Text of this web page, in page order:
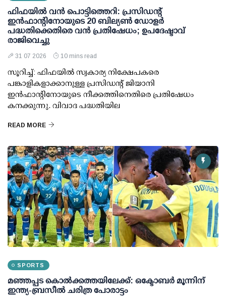
ഫിഫയില്‍ വന്‍ പൊട്ടിത്തെറി: പ്രസിഡന്റ്
ഇന്‍ഫാന്റിനോയുടെ 20 ബില്യണ്‍ ഡോളര്‍
പദ്ധതിക്കെതിരെ വന്‍ പ്രതിഷേധം; ഉപദേഷ്ടാവ്
രാജിവെച്ചു
31 07 2026 10 mins read
സൂറിച്ച്: ഫിഫയില്‍ സ്വകാര്യ നിക്ഷേപകരെ
പങ്കാളികളാക്കാനുള്ള പ്രസിഡന്റ് ജിയാനി
ഇന്‍ഫാന്റിനോയുടെ നീക്കത്തിനെതിരെ പ്രതിഷേധം
കനക്കുന്നു. വിവാദ പദ്ധതിയില
READ MORE
SPORTS
മഞ്ഞപ്പട കൊല്‍ക്കത്തയിലേക്ക്: ഒക്ടോബര്‍ മൂന്നിന്
ഇന്ത്യ-ബ്രസീല്‍ ചരിത്ര പോരാട്ടം